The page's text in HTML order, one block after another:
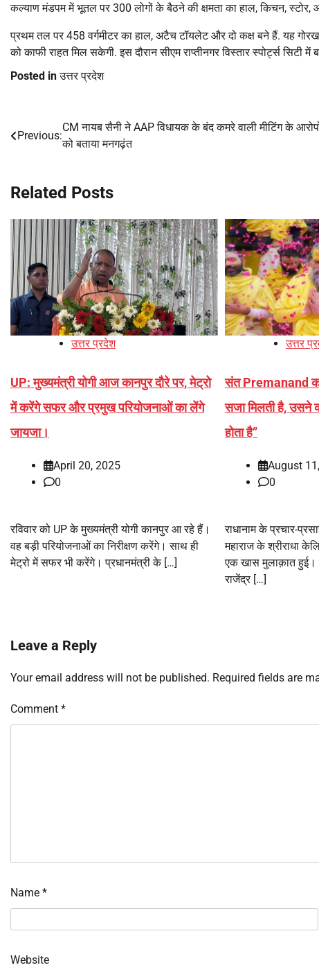
कल्याण मंडपम में भूतल पर 300 लोगों के बैठने की क्षमता का हाल, किचन, स्टोर,
प्रथम तल पर 458 वर्गमीटर का हाल, अटैच टॉयलेट और दो कक्ष बने हैं. यह
को काफी राहत मिल सकेगी. इस दौरान सीएम राप्तीनगर विस्तार स्पोर्ट्स
Posted inउत्तर प्रदेश
Post
Previous:
CM नायब सैनी ने AAP विधायक के बंद कमरे वाली मीटिंग के
को बताया मनगढ़ंत
Related Posts
उत्तर प्रदेश
UP: मुख्यमंत्री योगी आज कानपुर दौरे पर, मेट्रो
में करेंगे सफर और प्रमुख परियोजनाओं का लेंगे
जायजा।
April 20, 2025
0
रविवार को UP के मुख्यमंत्री योगी कानपुर आ रहे हैं।
वह बड़ी परियोजनाओं का निरीक्षण करेंगे। साथ ही
मेट्रो में सफर भी करेंगे। प्रधानमंत्री के […]
उत्तर
संत Premanand
सजा मिलती है, उसने
होता है”
August
0
राधानाम के प्रचार-
महाराज के श्रीराधा
एक खास मुलाक़ात हुई।
राजेंद्र […]
Leave a Reply
Your email address will not be published. Required fields are
Comment *
Name *
Website